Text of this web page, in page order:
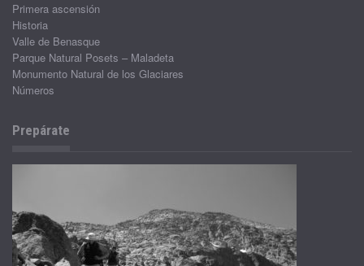
Primera ascensión
Historia
Valle de Benasque
Parque Natural Posets – Maladeta
Monumento Natural de los Glaciares
Números
Prepárate